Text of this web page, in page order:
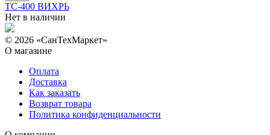
ТС-400 ВИХРЬ
Нет в наличии
© 2026 «СанТехМаркет»
О магазине
Оплата
Доставка
Как заказать
Возврат товара
Политика конфиденциальности